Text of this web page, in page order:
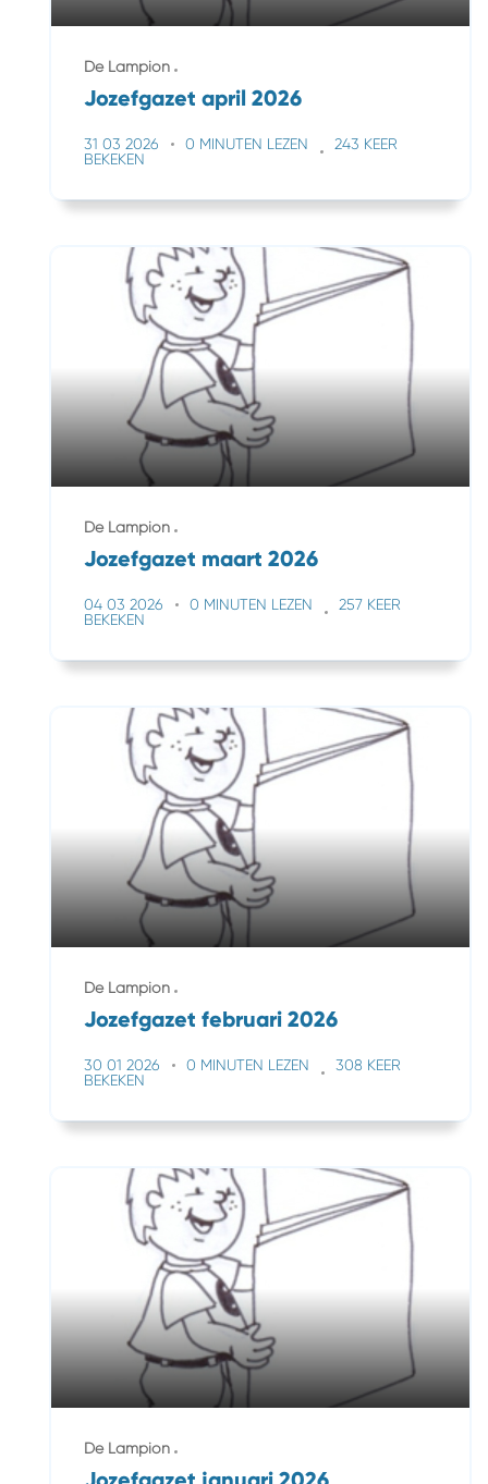
De Lampion
Jozefgazet april 2026
31 03 2026 0 MINUTEN LEZEN
243 KEER
BEKEKEN
De Lampion
Jozefgazet maart 2026
04 03 2026 0 MINUTEN LEZEN
257 KEER
BEKEKEN
De Lampion
Jozefgazet februari 2026
30 01 2026 0 MINUTEN LEZEN
308 KEER
BEKEKEN
De Lampion